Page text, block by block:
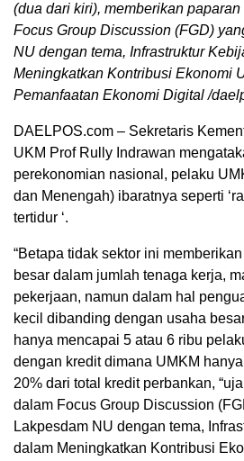
(dua dari kiri), memberikan paparan
Focus Group Discussion (FGD)
NU dengan tema, Infrastruktur
Meningkatkan Kontribusi Ekonomi
Pemanfaatan Ekonomi Digital /
DAELPOS.com – Sekretaris
UKM Prof Rully Indrawan
perekonomian nasional, pelaku
dan Menengah) ibaratnya seperti
tertidur ‘.
“Betapa tidak sektor ini
besar dalam jumlah tenaga kerja,
pekerjaan, namun dalam hal
kecil dibanding dengan usaha
hanya mencapai 5 atau 6 ribu
dengan kredit dimana UMKM
20% dari total kredit perbankan,
dalam Focus Group Discussion
Lakpesdam NU dengan tema,
dalam Meningkatkan Kontribusi